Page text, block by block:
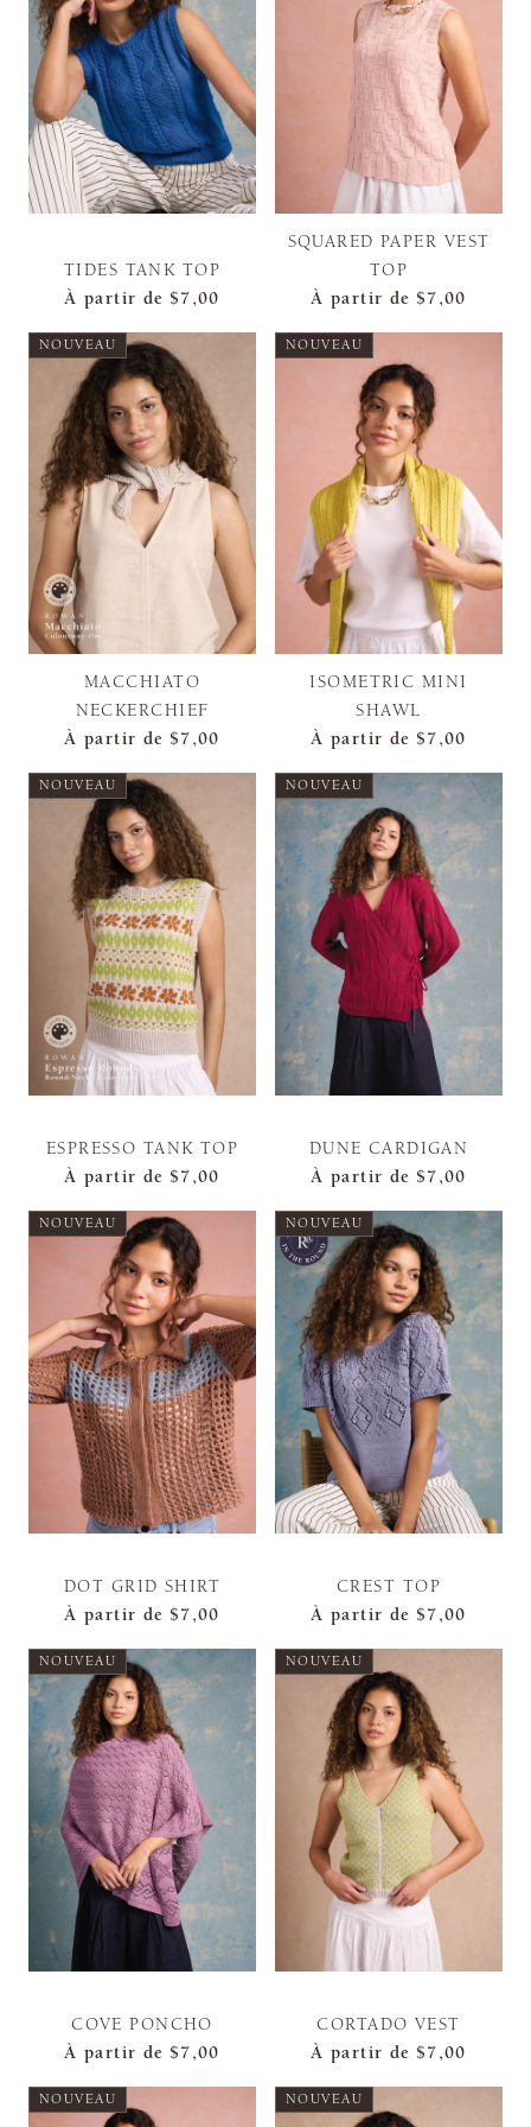
TIDES TANK TOP
À partir de $7,00
SQUARED PAPER VEST
TOP
À partir de $7,00
NOUVEAU
MACCHIATO
NECKERCHIEF
À partir de $7,00
NOUVEAU
ISOMETRIC MINI
SHAWL
À partir de $7,00
NOUVEAU
ESPRESSO TANK TOP
À partir de $7,00
NOUVEAU
DUNE CARDIGAN
À partir de $7,00
NOUVEAU
DOT GRID SHIRT
À partir de $7,00
NOUVEAU
CREST TOP
À partir de $7,00
NOUVEAU
COVE PONCHO
À partir de $7,00
NOUVEAU
CORTADO VEST
À partir de $7,00
NOUVEAU NOUVEAU